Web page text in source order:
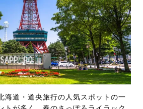
海道・道央旅行の人気スポットの一